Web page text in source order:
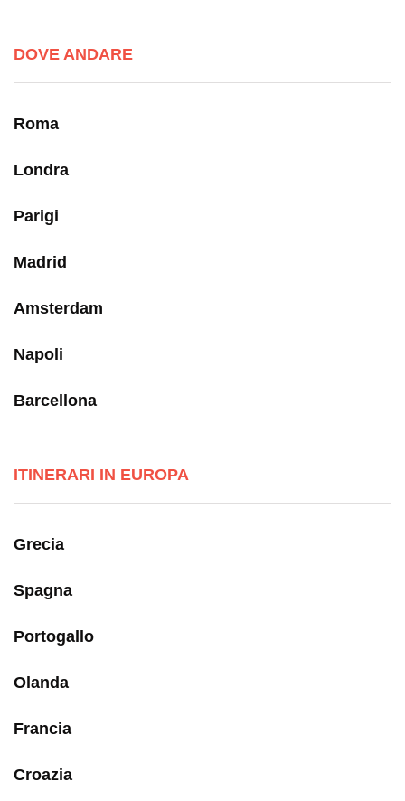
DOVE ANDARE
Roma
Londra
Parigi
Madrid
Amsterdam
Napoli
Barcellona
ITINERARI IN EUROPA
Grecia
Spagna
Portogallo
Olanda
Francia
Croazia